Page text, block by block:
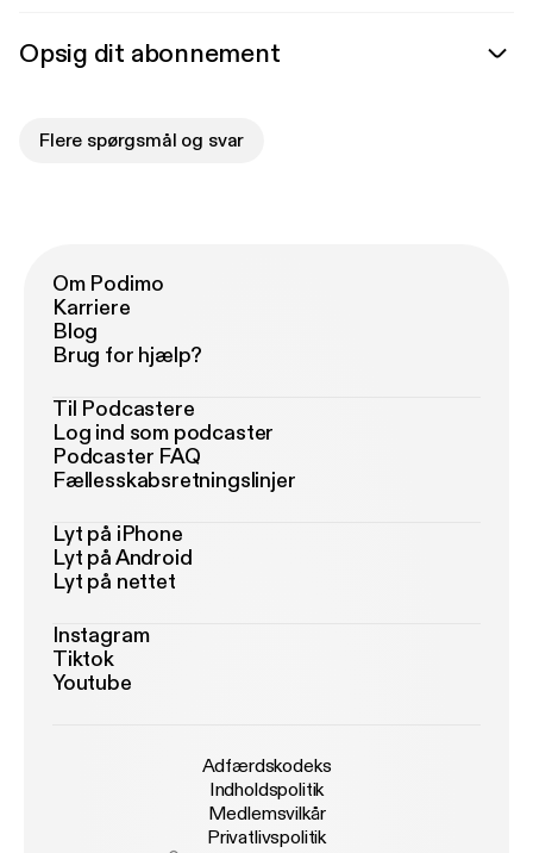
Opsig dit abonnement
Flere spørgsmål og svar
Om Podimo
Karriere
Blog
Brug for hjælp?
Til Podcastere
Log ind som podcaster
Podcaster FAQ
Fællesskabsretningslinjer
Lyt på iPhone
Lyt på Android
Lyt på nettet
Instagram
Tiktok
Youtube
Adfærdskodeks
Indholdspolitik
Medlemsvilkår
Privatlivspolitik